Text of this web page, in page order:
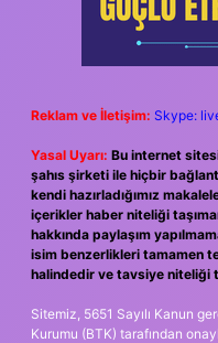
Reklam ve İletişim: Skype:
Yasal Uyarı: Bu internet
şahıs şirketi ile hiçbir
kendi hazırladığımız
içerikler haber niteliği
hakkında paylaşım
isim benzerlikleri tamamen
halindedir ve tavsiye niteliği
Sitemiz, 5651 Sayılı Kanun
Kurumu (BTK) tarafından